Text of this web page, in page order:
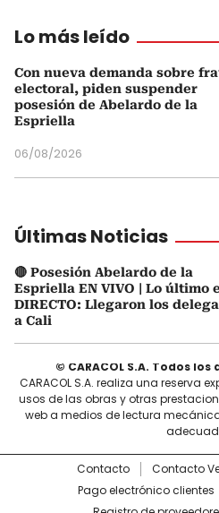
Lo más leído
Con nueva demanda sobre
electoral, piden suspender
posesión de Abelardo de la
Espriella
06/08/2026
Últimas Noticias
🔴 Posesión Abelardo de la
Espriella EN VIVO | Lo último
DIRECTO: Llegaron los
a Cali
© CARACOL S.A. Todos
CARACOL S.A. realiza una reserva
usos de las obras y otras
web a medios de lectura
Contacto Contacto
Pago electrónico clientes